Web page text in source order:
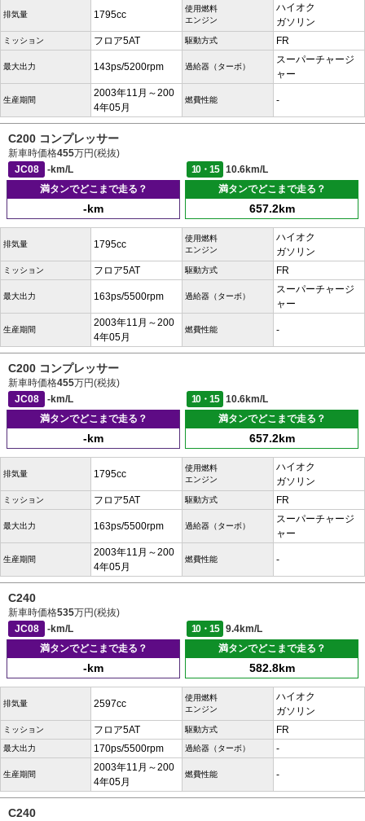
排気量 1795cc
使用燃料
エンジン
ハイオク
ガソリン
ミッション フロア5AT 駆動方式 FR
最大出力 143ps/5200rpm 過給器（ターボ）
スーパーチャージ
ャー
生産期間
2003年11月～200
4年05月
燃費性能 -
C200 コンプレッサー
新車時価格455万円(税抜)
JC08
-km/L 10・15
10.6km/L
満タンでどこまで走る？
-km
満タンでどこまで走る？
657.2km
排気量 1795cc
使用燃料
エンジン
ハイオク
ガソリン
ミッション フロア5AT 駆動方式 FR
最大出力 163ps/5500rpm 過給器（ターボ）
スーパーチャージ
ャー
生産期間
2003年11月～200
4年05月
燃費性能 -
C200 コンプレッサー
新車時価格455万円(税抜)
JC08
-km/L 10・15
10.6km/L
満タンでどこまで走る？
-km
満タンでどこまで走る？
657.2km
排気量 1795cc
使用燃料
エンジン
ハイオク
ガソリン
ミッション フロア5AT 駆動方式 FR
最大出力 163ps/5500rpm 過給器（ターボ）
スーパーチャージ
ャー
生産期間
2003年11月～200
4年05月
燃費性能 -
C240
新車時価格535万円(税抜)
JC08
-km/L 10・15
9.4km/L
満タンでどこまで走る？
-km
満タンでどこまで走る？
582.8km
排気量 2597cc
使用燃料
エンジン
ハイオク
ガソリン
ミッション フロア5AT 駆動方式 FR
最大出力 170ps/5500rpm 過給器（ターボ） -
生産期間
2003年11月～200
4年05月
燃費性能 -
C240